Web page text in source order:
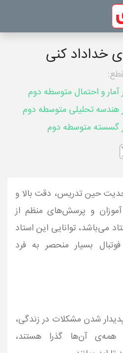
خداداد کنی
آمار و احتمال متوسطه دوم
هندسه تحلیلی متوسطه دوم
گسسته متوسطه دوم
تهران، جدیت حین تدریس، دقت بالا و
و پرسش‌های منظم از
می‌باشد، توانایی این استاد
بسیار منحصر به فرد
شدن مشکلات در زندگی،
همه‌ی آن‌ها گذرا هستند،